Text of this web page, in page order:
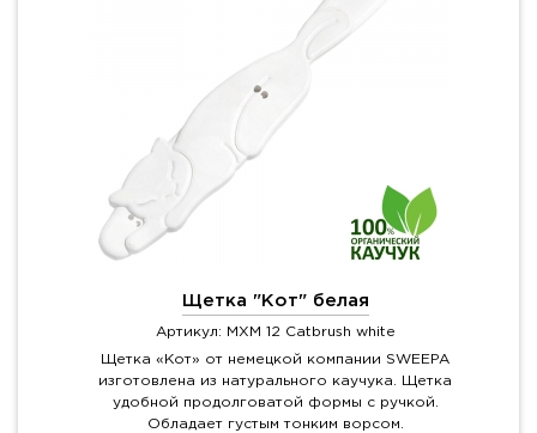
Щетка "Кот" белая
Артикул: MXM 12 Catbrush white
Щетка «Кот» от немецкой компании SWEEPA
изготовлена из натурального каучука. Щетка
удобной продолговатой формы с ручкой.
Обладает густым тонким ворсом.